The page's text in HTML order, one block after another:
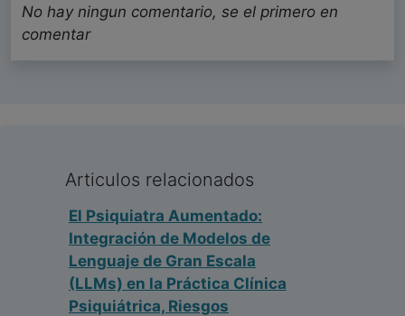
No hay ningun comentario, se el primero en
comentar
Articulos relacionados
El Psiquiatra Aumentado:
Integración de Modelos de
Lenguaje de Gran Escala
(LLMs) en la Práctica Clínica
Psiquiátrica, Riesgos